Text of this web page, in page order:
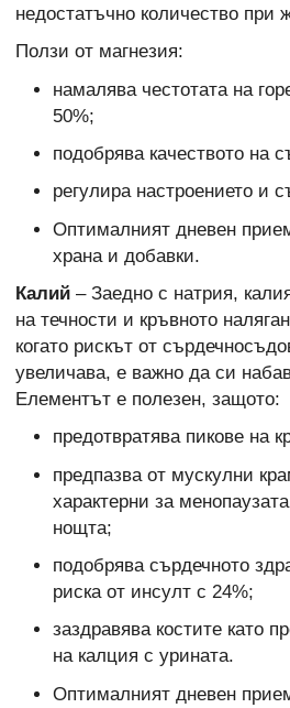
недостатъчно количество при
Ползи от магнезия:
намалява честотата на
50%;
подобрява качеството на
регулира настроението и
Оптималният дневен
храна и добавки.
Калий – Заедно с натрия,
на течности и кръвното
когато рискът от
увеличава, е важно да си
Елементът е полезен, защото:
предотвратява пикове на
предпазва от мускулни
характерни за
нощта;
подобрява сърдечното
риска от инсулт с 24%;
заздравява костите като
на калция с урината.
Оптималният дневен